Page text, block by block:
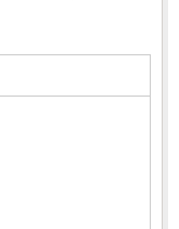
りや宅配受付、